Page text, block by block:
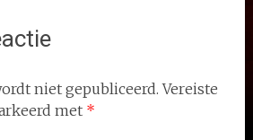
niet gepubliceerd. Vereiste
met *